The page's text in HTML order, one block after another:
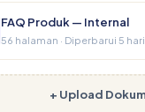
FAQ Produk — Internal
56 halaman · Diperbarui 5
+ Upload